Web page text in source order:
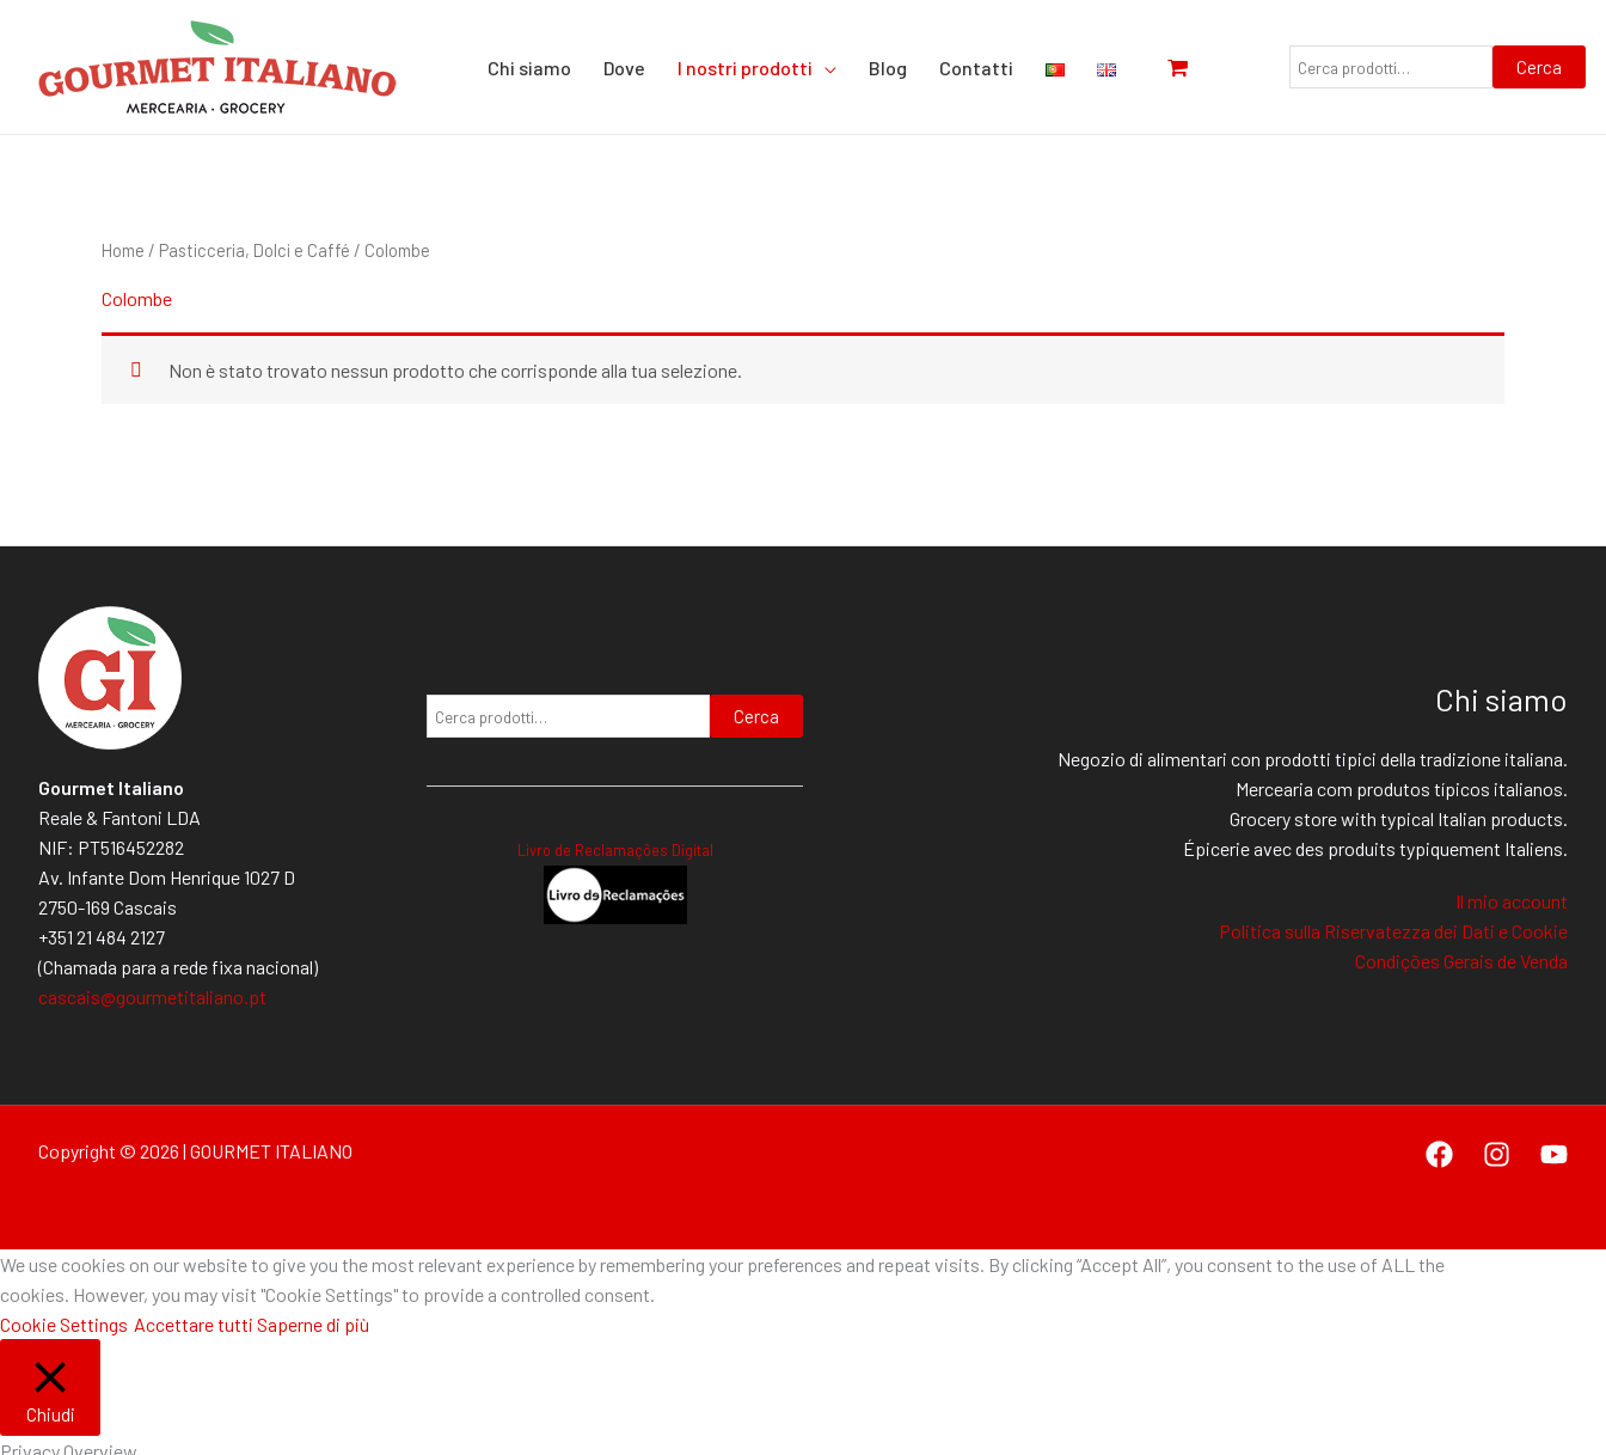
contenuto
Chi siamo Dove I nostri prodotti Blog Contatti Cerca
Home / Pasticceria, Dolci e Caffé / Colombe
Colombe
Non è stato trovato nessun prodotto che corrisponde alla tua selezione.
Gourmet Italiano
Reale & Fantoni LDA
NIF: PT516452282
Av. Infante Dom Henrique 1027 D
2750-169 Cascais
+351 21 484 2127
(Chamada para a rede fixa nacional)
cascais@gourmetitaliano.pt
Cerca
Livro de Reclamações Digital
Chi siamo
Negozio di alimentari con prodotti tipici della tradizione italiana.
Mercearia com produtos típicos italianos.
Grocery store with typical Italian products.
Épicerie avec des produits typiquement Italiens.
Il mio account
Politica sulla Riservatezza dei Dati e Cookie
Condições Gerais de Venda
Copyright © 2026 | GOURMET ITALIANO
We use cookies on our website to give you the most relevant experience by remembering your preferences and repeat visits. By clicking “Accept All”, you consent to the use of ALL the
cookies. However, you may visit "Cookie Settings" to provide a controlled consent.
Cookie Settings Accettare tutti Saperne di più
Chiudi